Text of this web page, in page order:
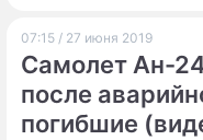
07:15 / 27 июня 2019
Самолет Ан-
после
погибшие